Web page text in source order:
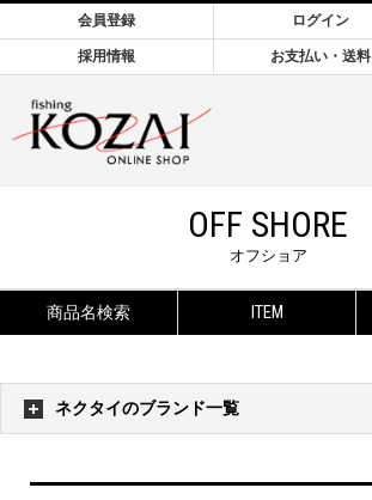
会員登録 ログイン
採用情報 お支払い・送料
OFF SHORE
オフショア
商品名検索 ITEM
ネクタイのブランド一覧